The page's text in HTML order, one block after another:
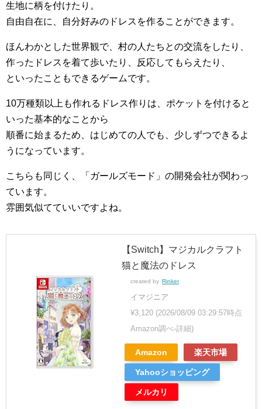
生地に柄を付けたり。
自由自在に、自分好みのドレスを作ることができます。
ほんわかとした世界観で、村の人たちとの交流をしたり、
作ったドレスを着て歩いたり、反応してもらえたり、
といったこともできるゲームです。
10万種類以上も作れるドレス作りは、ポケットを付けると
いった基本的なことから
順番に始まるため、はじめての人でも、少しずつできるよ
うになっています。
こちらも同じく、「ガールズモード」の開発会社が関わっ
ています。
雰囲気似てていいですよね。
【Switch】マジカルクラフト
猫と魔法のドレス
created by Rinker
イマジニア
¥3,120 (2026/08/09 03:29:57時点
Amazon調べ-詳細)
Amazon 楽天市場
Yahooショッピング
メルカリ